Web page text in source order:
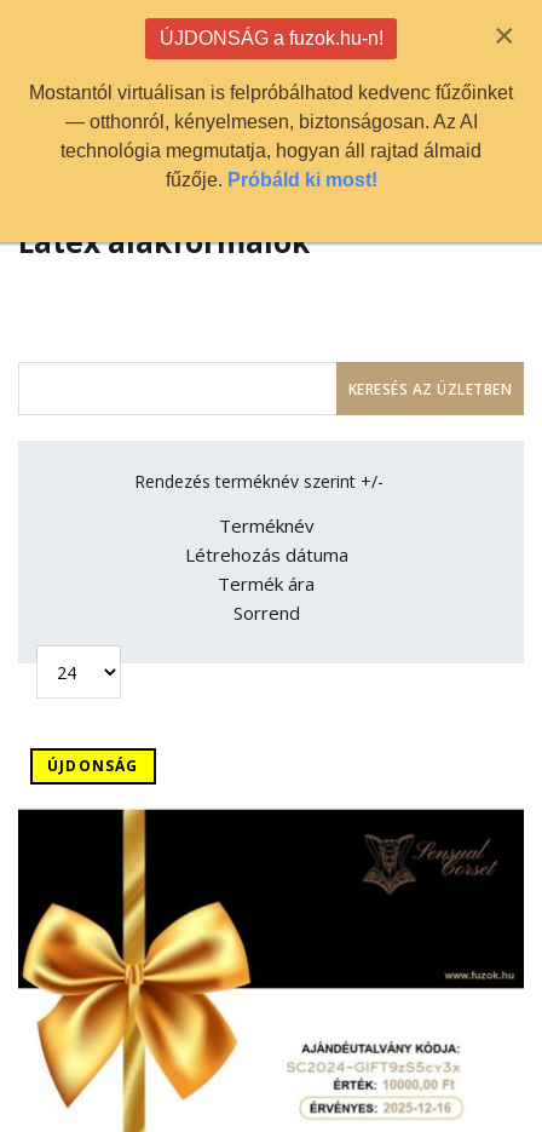
info@fuzok.hu
Latex alakformálók
Rendezés terméknév szerint +/-
Terméknév
Létrehozás dátuma
Termék ára
Sorrend
ÚJDONSÁG
×
ÚJDONSÁG a fuzok.hu-n!
Mostantól virtuálisan is felpróbálhatod kedvenc fűzőinket
— otthonról, kényelmesen, biztonságosan. Az AI
technológia megmutatja, hogyan áll rajtad álmaid
fűzője. Próbáld ki most!